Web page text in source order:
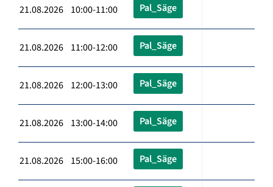
21.08.2026 10:00-11:00 Pal_Säge
21.08.2026 11:00-12:00 Pal_Säge
21.08.2026 12:00-13:00 Pal_Säge
21.08.2026 13:00-14:00 Pal_Säge
21.08.2026 15:00-16:00 Pal_Säge